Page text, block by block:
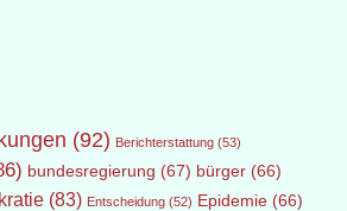
(92) Berichterstattung (53)
bundesregierung (67) bürger (66)
(83) Entscheidung (52) Epidemie (66)